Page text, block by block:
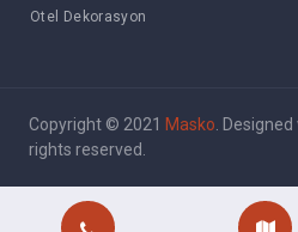
Otel Dekorasyon
Copyright © 2021 Masko .
rights reserved.